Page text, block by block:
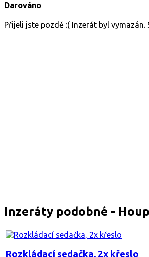
Darováno
Přijeli jste pozdě :( Inzerát byl
Inzeráty podobné -
Rozkládací sedačka, 2x křeslo